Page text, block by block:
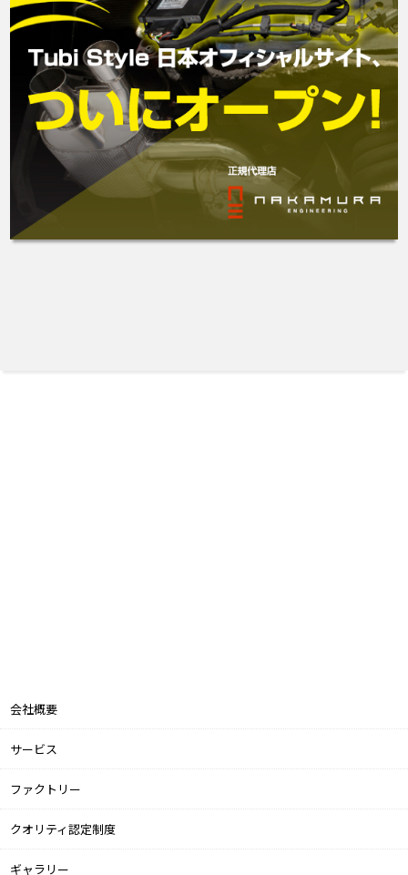
会社概要
サービス
ファクトリー
クオリティ認定制度
ギャラリー